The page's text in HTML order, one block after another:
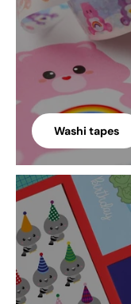
Washi tapes